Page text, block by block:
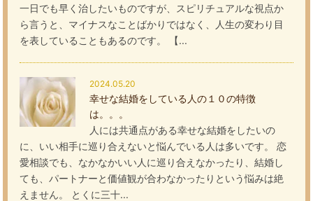
一日でも早く治したいものですが、スピリチュアルな視点か
ら言うと、マイナスなことばかりではなく、人生の変わり目
を表していることもあるのです。 【...
2024.05.20
幸せな結婚をしている人の１０の特徴
は。。。
人には共通点がある幸せな結婚をしたいの
に、いい相手に巡り合えないと悩んでいる人は多いです。 恋
愛相談でも、なかなかいい人に巡り合えなかったり、結婚し
ても、パートナーと価値観が合わなかったりという悩みは絶
えません。 とくに三十...